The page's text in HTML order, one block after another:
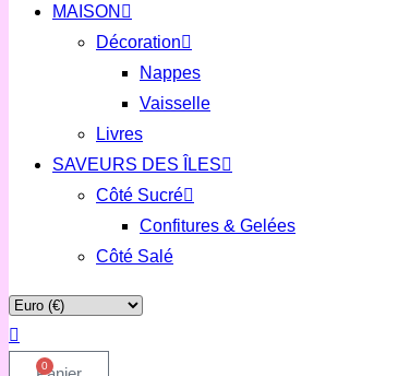
MAISON
Décoration
Nappes
Vaisselle
Livres
SAVEURS DES ÎLES
Côté Sucré
Confitures & Gelées
Côté Salé
0